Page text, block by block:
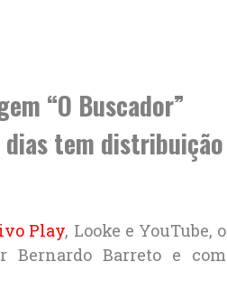
“O Buscador”
dias tem distribuição
Play, Looke e YouTube, o
Bernardo Barreto e com